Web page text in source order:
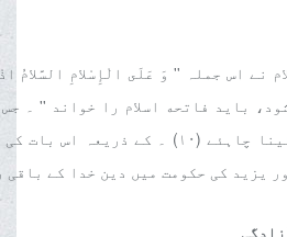
نے اس جملہ '' وَ عَلَى الْإِسْلامِ
بايد فاتحه اسلام را خواند '' ۔
اسلام کی فاتحہ پڑھ لینا چاہئے
یزید کی حکومت میں دین خدا کے باقی